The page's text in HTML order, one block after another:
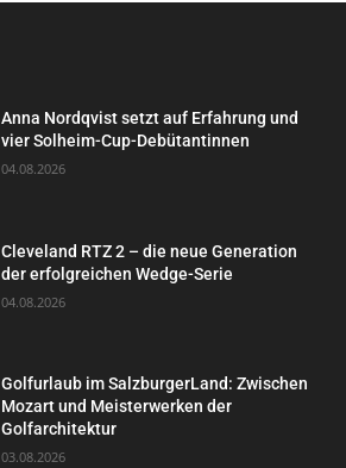
Anna Nordqvist setzt auf Erfahrung und
vier Solheim-Cup-Debütantinnen
04.08.2026
Cleveland RTZ 2 – die neue Generation
der erfolgreichen Wedge-Serie
04.08.2026
Golfurlaub im SalzburgerLand: Zwischen
Mozart und Meisterwerken der
Golfarchitektur
03.08.2026